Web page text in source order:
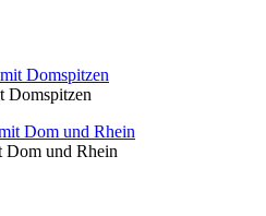
Domspitzen
Dom und Rhein